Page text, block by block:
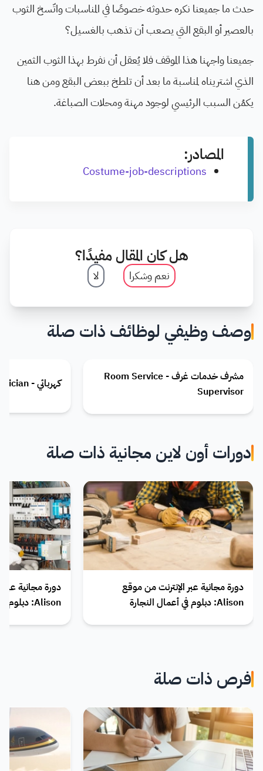
حدث ما جميعنا نكره حدوثه خصوصًا في المناسبات واتّسخ الثوب
بالعصير أو البقع التي يصعب أن تذهب بالغسيل؟
جميعنا واجهنا هذا الموقف فلا يُعقل أن نفرط بهذا الثوب الثمين
الذي اشتريناه لمناسبة ما بعد أن تلطخ ببعض البقع ومن هنا
يكمُن السبب الرئيسي لوجود مهنة ومحلات الصباغة.
المصادر:
Costume-job-descriptions
هل كان المقال مفيدًا؟
نعم وشكرا لا
وصف وظيفي لوظائف ذات صلة
مشرف خدمات غرف - Room Service
Supervisor
كهربائي - Electrician
دورات أون لاين مجانية ذات صلة
دورة مجانية عبر الإنترنت من موقع
Alison: دبلوم في أعمال النجارة
دورة مجانية
Alison: دبلوم في الدراسات الكهربائية
فرص ذات صلة